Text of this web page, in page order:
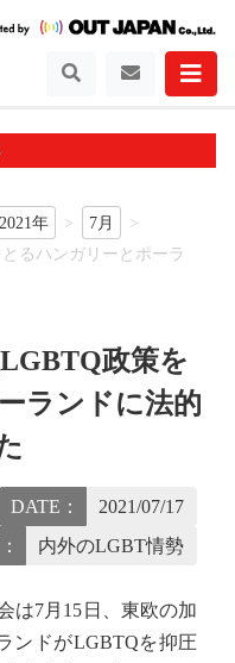
2021年
7月
るハンガリーとポーラ
政策を
ランドに法的
DATE：
2021/07/17
内外のLGBT情勢
は7月15日、東欧の加
ンドがLGBTQを抑圧